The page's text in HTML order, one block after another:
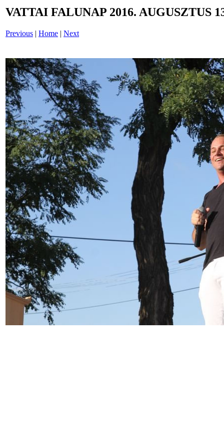
VATTAI FALUNAP 2016. AUGUSZTUS
Previous | Home | Next